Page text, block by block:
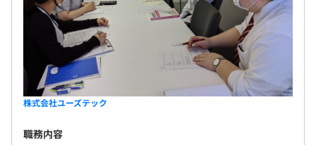
株式会社ユーズテック
職務内容